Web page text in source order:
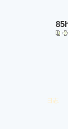
日志